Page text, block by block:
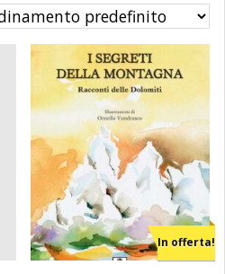
In offerta!